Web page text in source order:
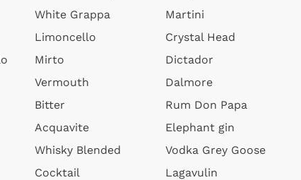
White Grappa
Limoncello
Mirto
Vermouth
Bitter
Acquavite
Whisky Blended
Cocktail
Martini
Crystal Head
Dictador
Dalmore
Rum Don Papa
Elephant gin
Vodka Grey Goose
Lagavulin